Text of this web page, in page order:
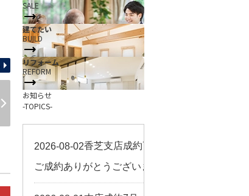
SALE
建てたい
BUILD
リフォーム
REFORM
お知らせ
-TOPICS-